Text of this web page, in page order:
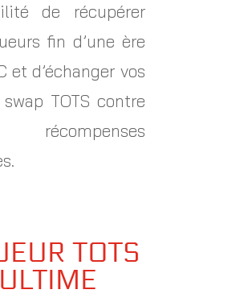
de récupérer
fin d’une ère
et d’échanger vos
TOTS contre
TOTS
ULTIME